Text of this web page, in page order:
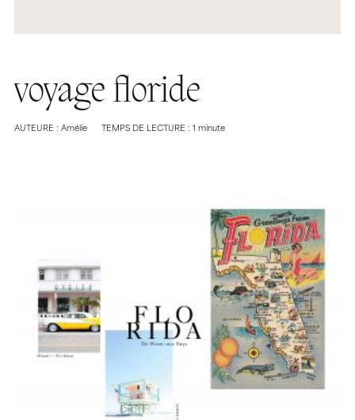
voyage floride
AUTEURE : Amélie TEMPS DE LECTURE : 1 minute